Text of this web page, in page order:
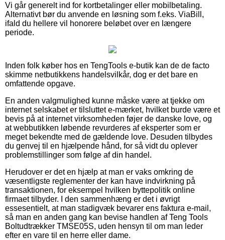
Vi går generelt ind for kortbetalinger eller mobilbetaling.
Alternativt bør du anvende en løsning som f.eks. ViaBill,
ifald du hellere vil honorere beløbet over en længere
periode.
Inden folk køber hos en TengTools e-butik kan de de facto
skimme netbutikkens handelsvilkår, dog er det bare en
omfattende opgave.
En anden valgmulighed kunne måske være at tjekke om
internet selskabet er tilsluttet e-mærket, hvilket burde være et
bevis på at internet virksomheden føjer de danske love, og
at webbutikken løbende revurderes af eksperter som er
meget bekendte med de gældende love. Desuden tilbydes
du genvej til en hjælpende hånd, for så vidt du oplever
problemstillinger som følge af din handel.
Herudover er det en hjælp at man er vaks omkring de
væsentligste reglementer der kan have indvirkning på
transaktionen, for eksempel hvilken byttepolitik online
firmaet tilbyder. I den sammenhæng er det i øvrigt
essesentielt, at man stadigvæk bevarer ens faktura e-mail,
så man en anden gang kan bevise handlen af Teng Tools
Boltudtrækker TMSE05S, uden hensyn til om man leder
efter en vare til en herre eller dame.